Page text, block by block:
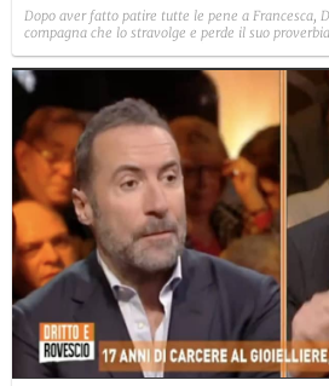
Dopo aver fatto patire tutte le pene a Francesca,
compagna che lo stravolge e perde il suo